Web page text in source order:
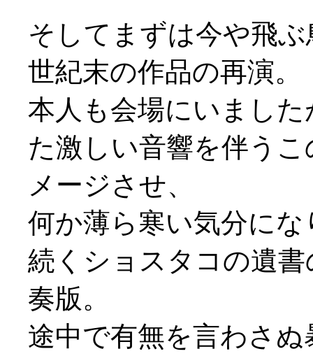
そしてまずは今や飛
世紀末の作品の再演。
本人も会場にいまし
た激しい音響を伴う
メージさせ、
何か薄ら寒い気分に
続くショスタコの遺
奏版。
途中で有無を言わさ